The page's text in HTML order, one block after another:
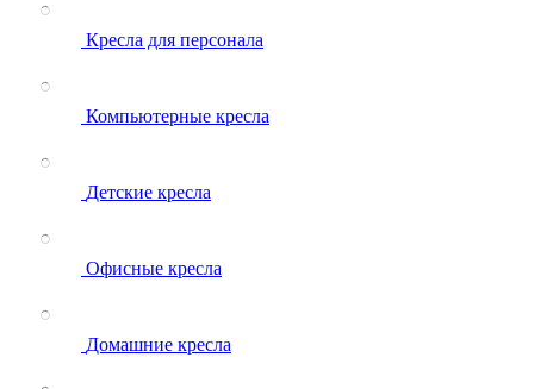
Кресла для персонала
Компьютерные кресла
Детские кресла
Офисные кресла
Домашние кресла